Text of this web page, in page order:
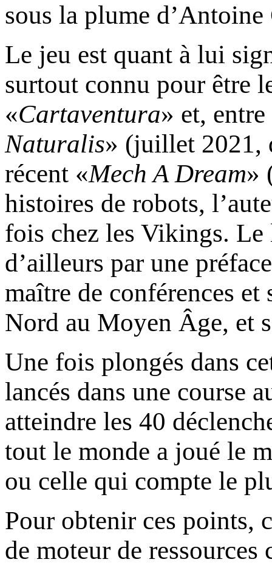
sous la plume
Le jeu est quant à lui
surtout connu pour être
«Cartaventura» et,
Naturalis» (juillet 2021,
récent «Mech A Dream»
histoires de robots,
fois chez les Vikings.
d’ailleurs par une
maître de conférences et
Nord au Moyen Âge, et
Une fois plongés dans
lancés dans une course
atteindre les 40
tout le monde a joué le
ou celle qui compte le
Pour obtenir ces points,
de moteur de